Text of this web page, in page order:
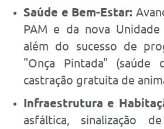
Saúde e Bem-Estar:
PAM e da nova Unidade
além do sucesso de
"Onça Pintada"
castração gratuita de
Infraestrutura e
asfáltica, sinalização